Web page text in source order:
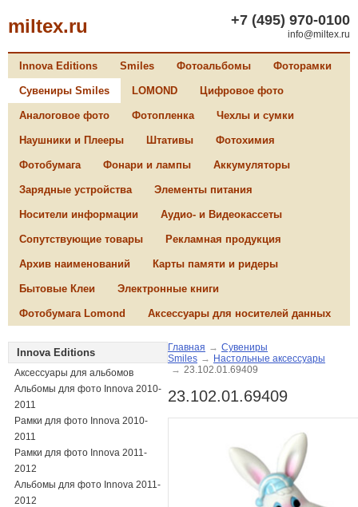
miltex.ru +7 (495) 970-0100
info@miltex.ru
Innova Editions Smiles Фотоальбомы Фоторамки
Сувениры Smiles LOMOND Цифровое фото
Аналоговое фото Фотопленка Чехлы и сумки
Наушники и Плееры Штативы Фотохимия
Фотобумага Фонари и лампы Аккумуляторы
Зарядные устройства Элементы питания
Носители информации Аудио- и Видеокассеты
Сопутствующие товары Рекламная продукция
Архив наименований Карты памяти и ридеры
Бытовые Клеи Электронные книги
Фотобумага Lomond Аксессуары для носителей данных
Innova Editions
Аксессуары для альбомов
Альбомы для фото Innova 2010-
2011
Рамки для фото Innova 2010-
2011
Рамки для фото Innova 2011-
2012
Альбомы для фото Innova 2011-
2012
Главная → Сувениры
Smiles → Настольные аксессуары
→ 23.102.01.69409
23.102.01.69409